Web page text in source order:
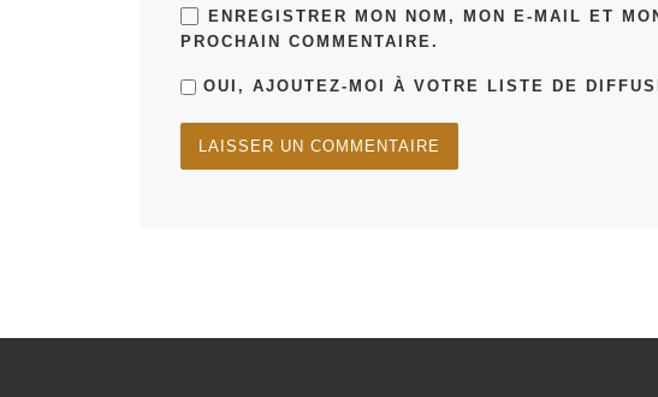
ENREGISTRER MON NOM, MON E-MAIL ET
PROCHAIN COMMENTAIRE.
OUI, AJOUTEZ-MOI À VOTRE LISTE DE